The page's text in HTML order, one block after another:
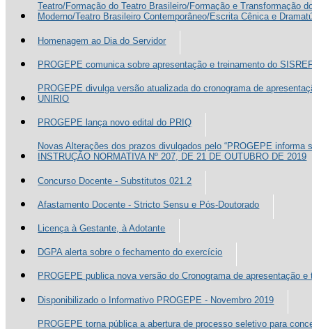
Teatro/Formação do Teatro Brasileiro/Formação e Transformação
Moderno/Teatro Brasileiro Contemporâneo/Escrita Cênica e
Homenagem ao Dia do Servidor
PROGEPE comunica sobre apresentação e treinamento do
PROGEPE divulga versão atualizada do cronograma de
UNIRIO
PROGEPE lança novo edital do PRIQ
Novas Alterações dos prazos divulgados pelo “PROGEPE informa
INSTRUÇÃO NORMATIVA Nº 207, DE 21 DE OUTUBRO DE 2019
Concurso Docente - Substitutos 021.2
Afastamento Docente - Stricto Sensu e Pós-Doutorado
Licença à Gestante, à Adotante
DGPA alerta sobre o fechamento do exercício
PROGEPE publica nova versão do Cronograma de apresentação
Disponibilizado o Informativo PROGEPE - Novembro 2019
PROGEPE torna pública a abertura de processo seletivo para